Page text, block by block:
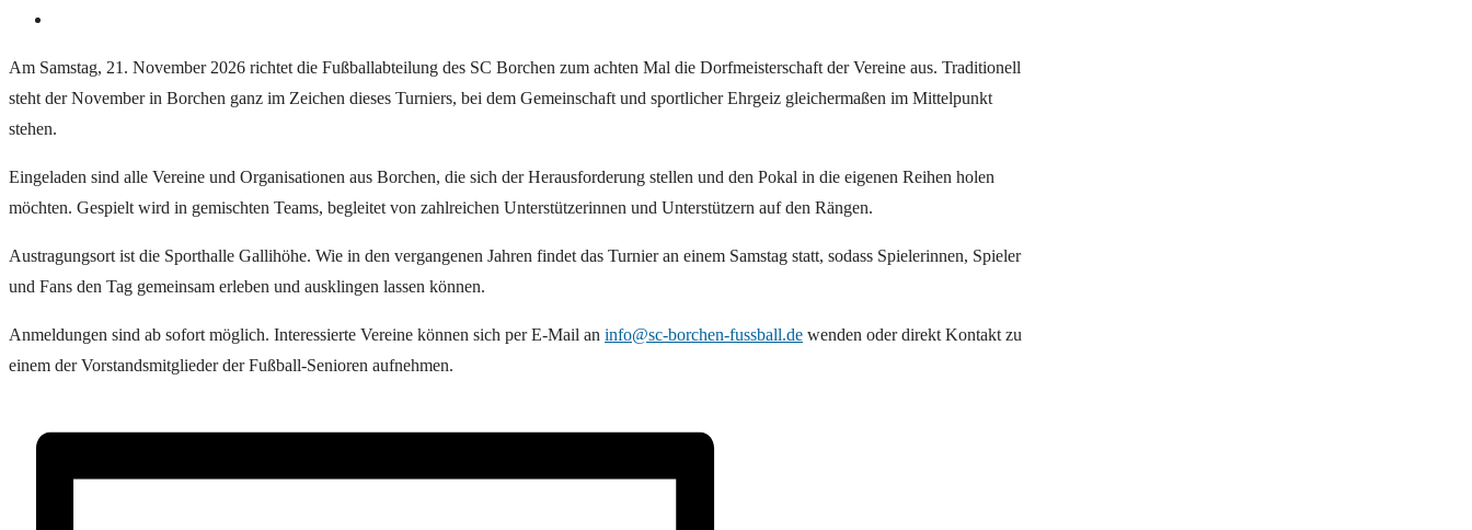
Am Samstag, 21. November 2026 richtet die Fußballabteilung des SC Borchen zum achten Mal die Dorfmeisterschaft der Vereine aus. Traditionell
steht der November in Borchen ganz im Zeichen dieses Turniers, bei dem Gemeinschaft und sportlicher Ehrgeiz gleichermaßen im Mittelpunkt
stehen.
Eingeladen sind alle Vereine und Organisationen aus Borchen, die sich der Herausforderung stellen und den Pokal in die eigenen Reihen holen
möchten. Gespielt wird in gemischten Teams, begleitet von zahlreichen Unterstützerinnen und Unterstützern auf den Rängen.
Austragungsort ist die Sporthalle Gallihöhe. Wie in den vergangenen Jahren findet das Turnier an einem Samstag statt, sodass Spielerinnen, Spieler
und Fans den Tag gemeinsam erleben und ausklingen lassen können.
Anmeldungen sind ab sofort möglich. Interessierte Vereine können sich per E-Mail an info@sc-borchen-fussball.de wenden oder direkt Kontakt zu
einem der Vorstandsmitglieder der Fußball-Senioren aufnehmen.